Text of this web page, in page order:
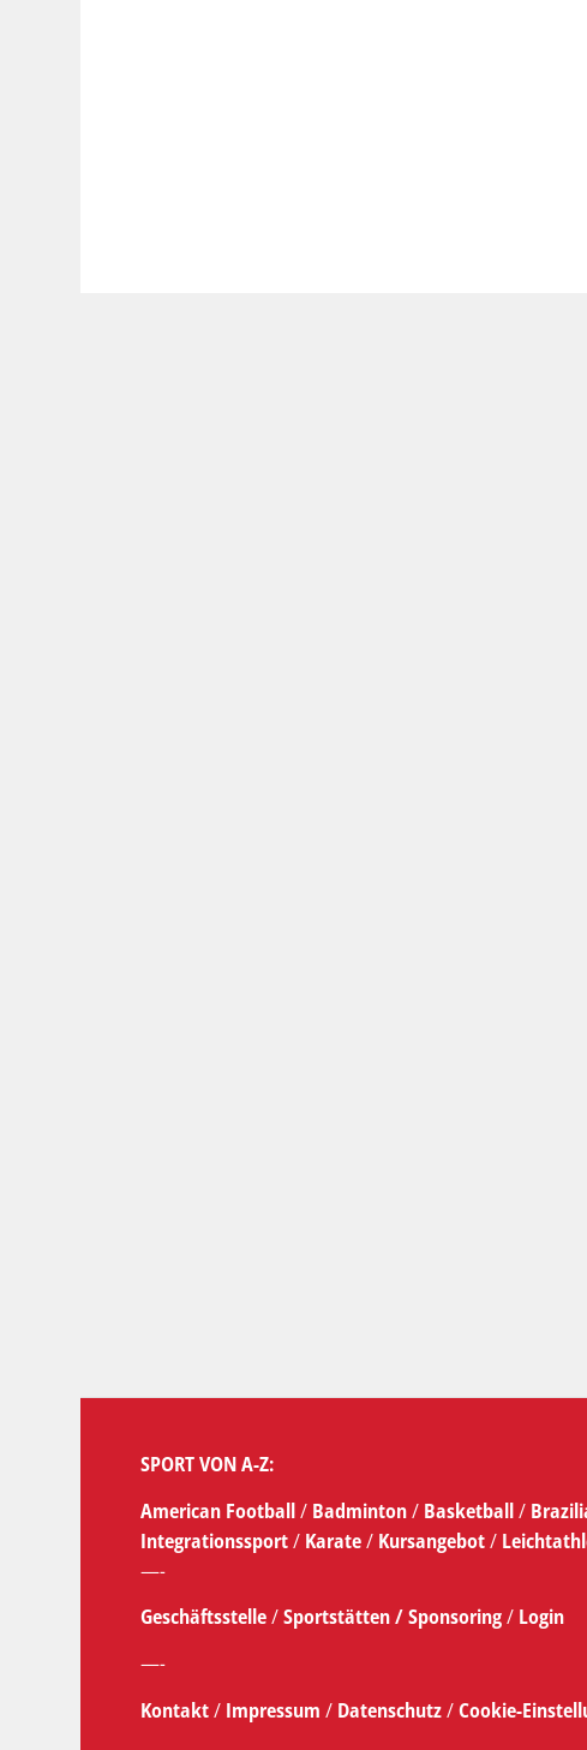
SPORT VON A-Z:
American Football/ Badminton/ Basketball/
Integrationssport/ Karate/ Kursangebot/
—-
Geschäftsstelle/Sportstätten /Sponsoring/ Login
—-
Kontakt/ Impressum/ Datenschutz/Cookie-